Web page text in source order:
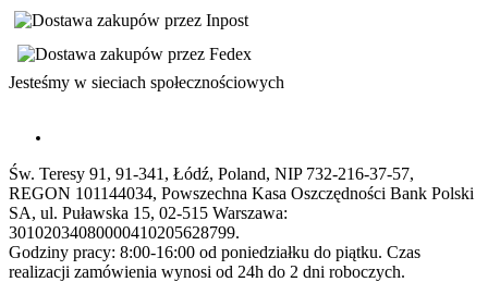
Jesteśmy w sieciach społecznościowych
Św. Teresy 91, 91-341, Łódź, Poland, NIP 732-216-37-57,
REGON 101144034, Powszechna Kasa Oszczędności Bank Polski
SA, ul. Puławska 15, 02-515 Warszawa:
30102034080000410205628799.
Godziny pracy: 8:00-16:00 od poniedziałku do piątku. Czas
realizacji zamówienia wynosi od 24h do 2 dni roboczych.